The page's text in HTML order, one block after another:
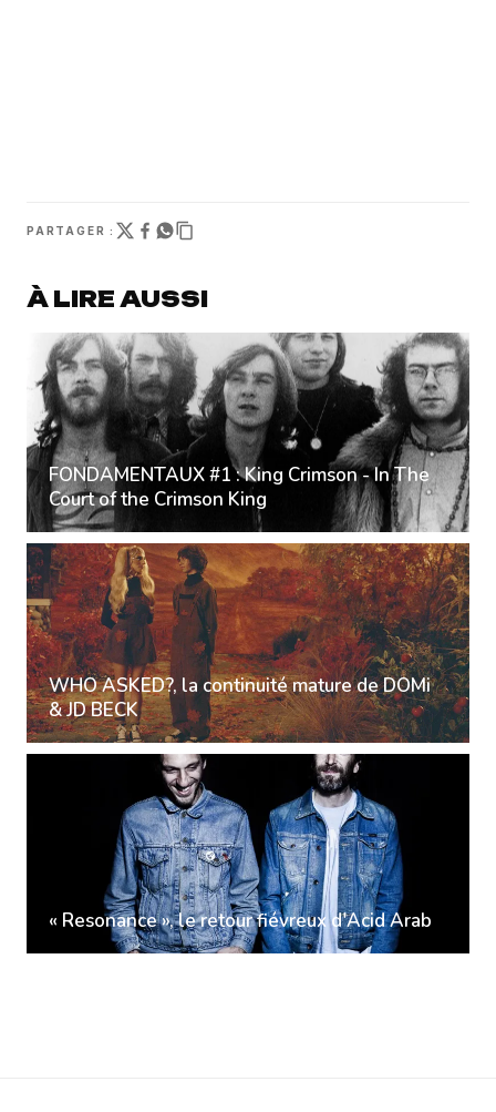
PARTAGER :
À LIRE AUSSI
FONDAMENTAUX #1 : King Crimson - In The
Court of the Crimson King
WHO ASKED?, la continuité mature de DOMi
& JD BECK
« Resonance », le retour fiévreux d'Acid Arab